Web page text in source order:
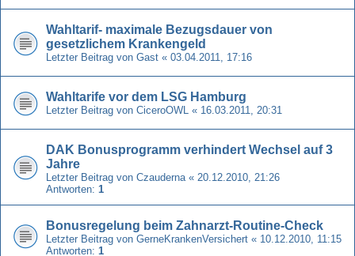
Wahltarif- maximale Bezugsdauer von
gesetzlichem Krankengeld
Letzter Beitrag von Gast « 03.04.2011, 17:16
Wahltarife vor dem LSG Hamburg
Letzter Beitrag von CiceroOWL « 16.03.2011, 20:31
DAK Bonusprogramm verhindert Wechsel auf 3
Jahre
Letzter Beitrag von Czauderna « 20.12.2010, 21:26
Antworten: 1
Bonusregelung beim Zahnarzt-Routine-Check
Letzter Beitrag von GerneKrankenVersichert « 10.12.2010, 11:15
Antworten: 1